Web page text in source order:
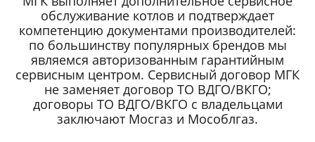
обслуживание котлов и подтверждает
компетенцию документами производителей:
по большинству популярных брендов мы
являемся авторизованным гарантийным
сервисным центром. Сервисный договор МГК
не заменяет договор ТО ВДГО/ВКГО;
договоры ТО ВДГО/ВКГО с владельцами
заключают Мосгаз и Мособлгаз.